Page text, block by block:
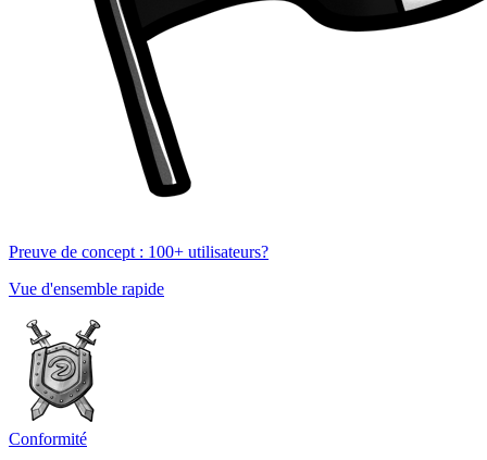
Preuve de concept : 100+ utilisateurs?
Vue d'ensemble rapide
Conformité